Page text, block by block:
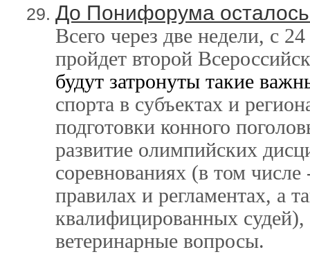
До Понифорума
Всего через две недели, с
пройдет второй
будут затронуты такие
спорта в субъектах и
подготовки конного
развитие олимпийских
соревнованиях (в том
правилах и регламентах, а
квалифицированных
ветеринарные вопросы.